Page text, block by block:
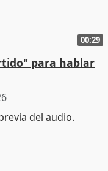
00:29
para hablar